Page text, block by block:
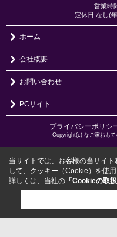
営業時
定休日:なし(
ホーム
会社概要
お問い合わせ
PCサイト
プライバシーポリシ
Copyright(c) なご家おも
当サイトでは、お客様の当サイ
して、クッキー（Cookie）を使用
詳しくは、当社の 「Cookieの取